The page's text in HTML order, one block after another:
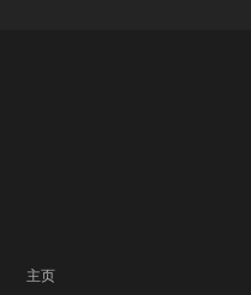
主页